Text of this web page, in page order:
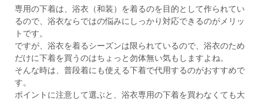
専用の下着は、浴衣（和装）を着るのを目的として作られてい
るので、浴衣ならではの悩みにしっかり対応できるのがメリッ
トです。
ですが、浴衣を着るシーズンは限られているので、浴衣のため
だけに下着を買うのはちょっと勿体無い気もしますよね。
そんな時は、普段着にも使える下着で代用するのがおすすめで
す。
ポイントに注意して選ぶと、浴衣専用の下着を買わなくても大